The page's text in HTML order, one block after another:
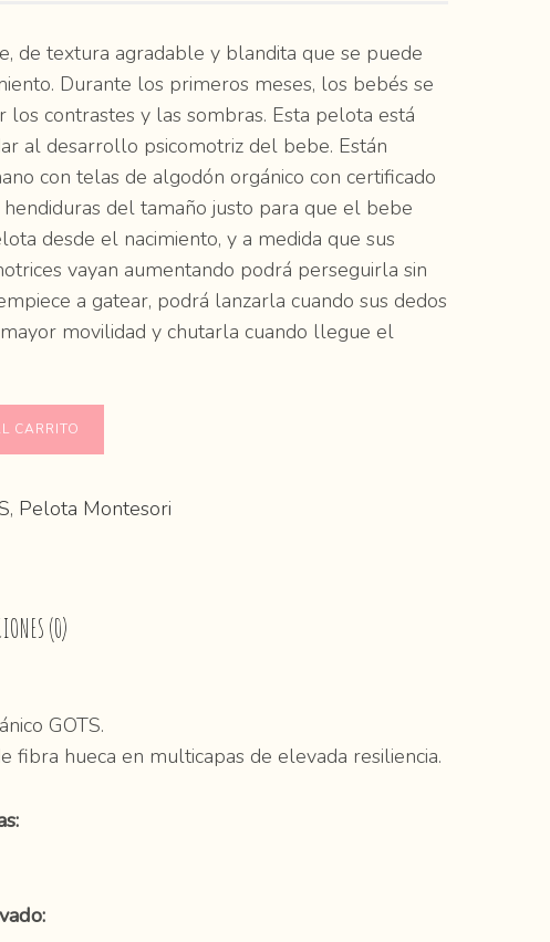
de textura agradable y blandita que se puede
Durante los primeros meses, los bebés se
los contrastes y las sombras. Esta pelota está
al desarrollo psicomotriz del bebe. Están
con telas de algodón orgánico con certificado
hendiduras del tamaño justo para que el bebe
desde el nacimiento, y a medida que sus
vayan aumentando podrá perseguirla sin
a gatear, podrá lanzarla cuando sus dedos
movilidad y chutarla cuando llegue el
CARRITO
, Pelota Montesori
(0)
GOTS.
fibra hueca en multicapas de elevada resiliencia.